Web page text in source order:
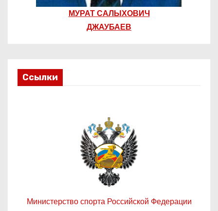
МУРАТ САЛЫХОВИЧ
ДЖАУБАЕВ
Ссылки
Министерство спорта Российской Федерации